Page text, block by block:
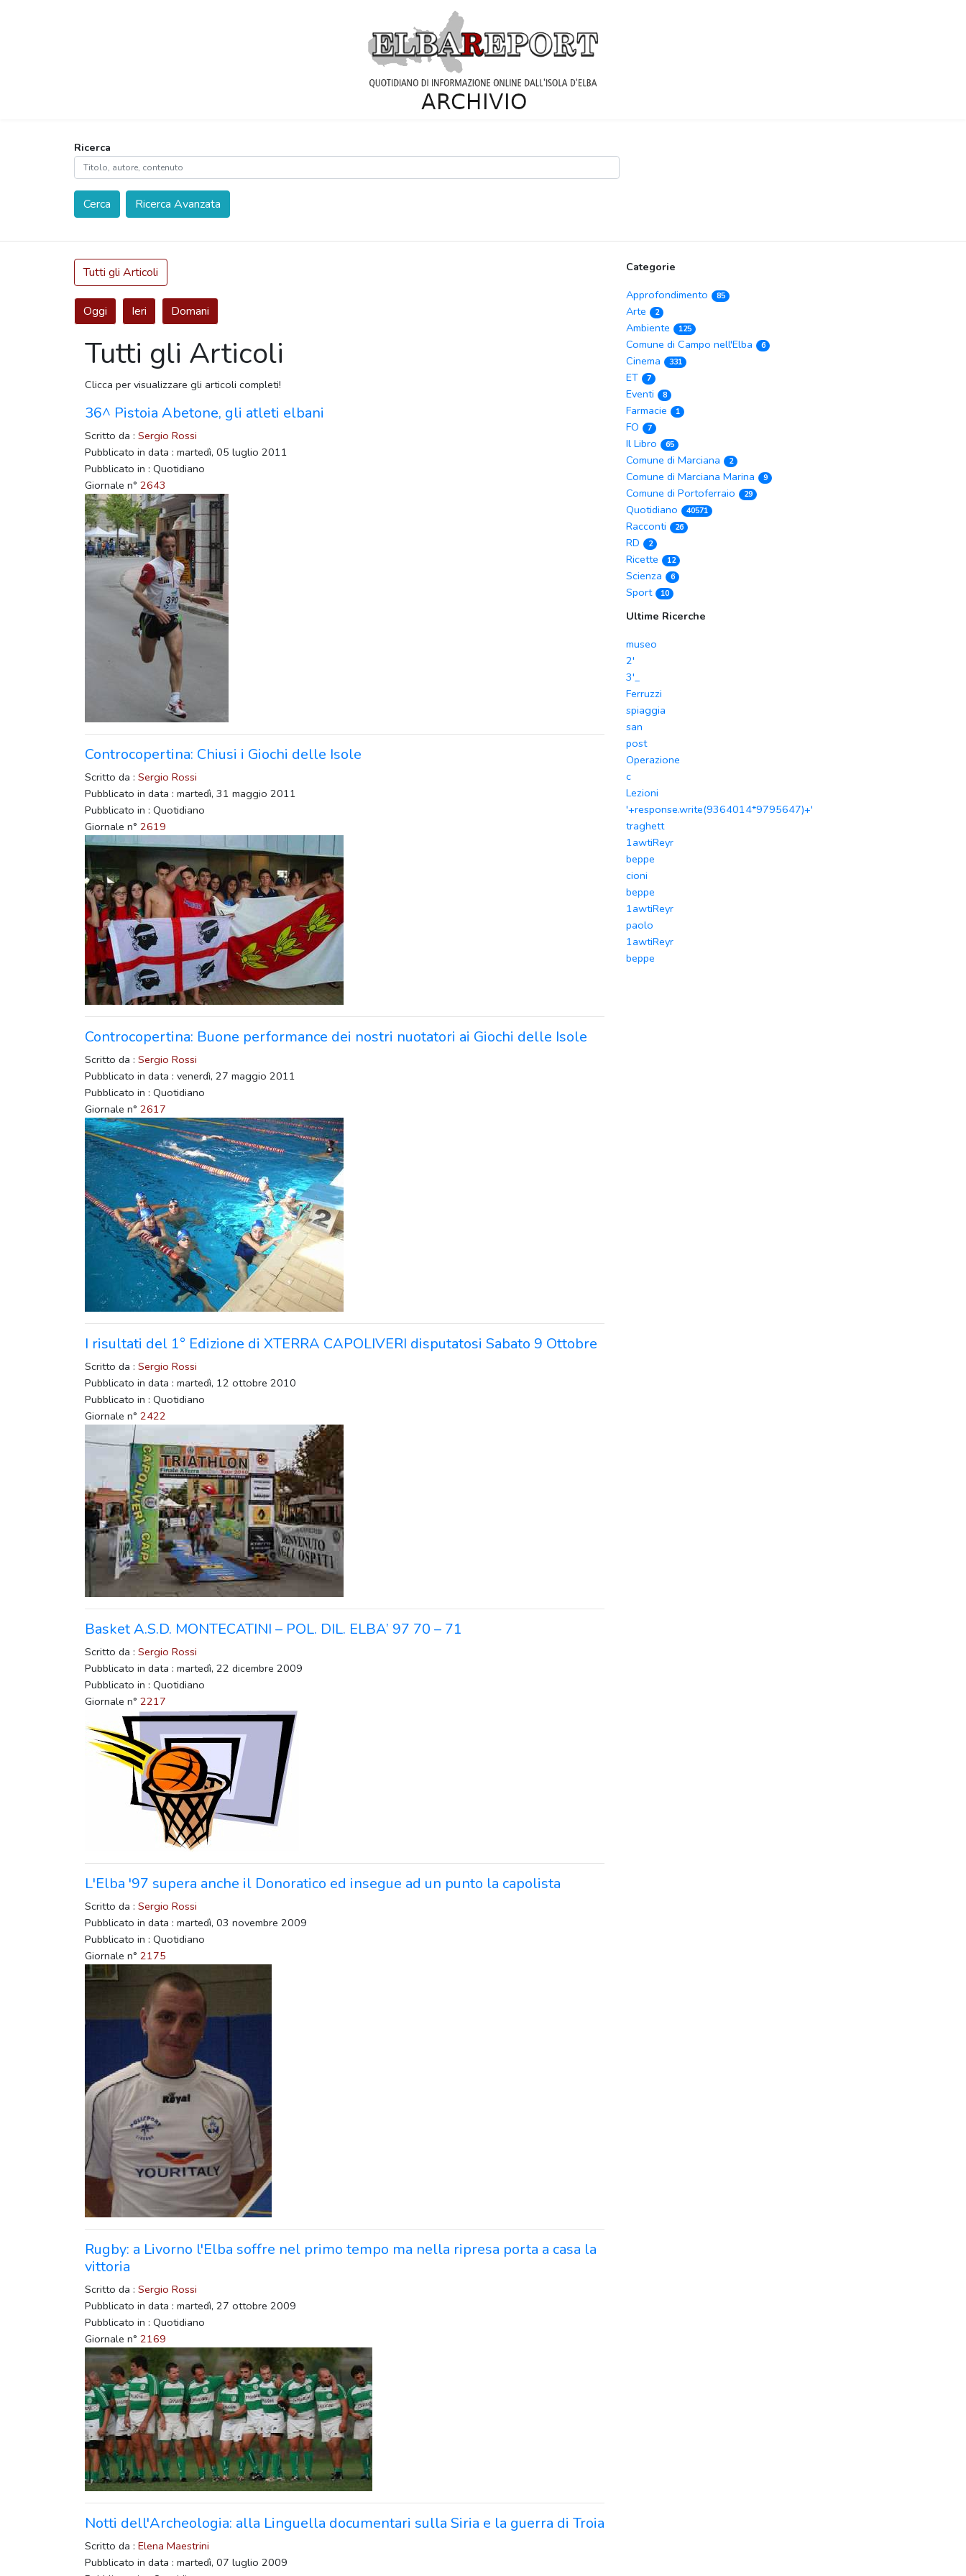
Ricerca
Cerca Ricerca Avanzata
Tutti gli Articoli
Oggi Ieri Domani
Tutti gli Articoli
Clicca per visualizzare gli articoli completi!
36^ Pistoia Abetone, gli atleti elbani
Scritto da : Sergio Rossi
Pubblicato in data : martedì, 05 luglio 2011
Pubblicato in : Quotidiano
Giornale n° 2643
Controcopertina: Chiusi i Giochi delle Isole
Scritto da : Sergio Rossi
Pubblicato in data : martedì, 31 maggio 2011
Pubblicato in : Quotidiano
Giornale n° 2619
Controcopertina: Buone performance dei nostri nuotatori ai Giochi delle Isole
Scritto da : Sergio Rossi
Pubblicato in data : venerdì, 27 maggio 2011
Pubblicato in : Quotidiano
Giornale n° 2617
I risultati del 1° Edizione di XTERRA CAPOLIVERI disputatosi Sabato 9 Ottobre
Scritto da : Sergio Rossi
Pubblicato in data : martedì, 12 ottobre 2010
Pubblicato in : Quotidiano
Giornale n° 2422
Basket A.S.D. MONTECATINI – POL. DIL. ELBA’ 97 70 – 71
Scritto da : Sergio Rossi
Pubblicato in data : martedì, 22 dicembre 2009
Pubblicato in : Quotidiano
Giornale n° 2217
L'Elba '97 supera anche il Donoratico ed insegue ad un punto la capolista
Scritto da : Sergio Rossi
Pubblicato in data : martedì, 03 novembre 2009
Pubblicato in : Quotidiano
Giornale n° 2175
Rugby: a Livorno l'Elba soffre nel primo tempo ma nella ripresa porta a casa la
vittoria
Scritto da : Sergio Rossi
Pubblicato in data : martedì, 27 ottobre 2009
Pubblicato in : Quotidiano
Giornale n° 2169
Notti dell'Archeologia: alla Linguella documentari sulla Siria e la guerra di Troia
Scritto da : Elena Maestrini
Pubblicato in data : martedì, 07 luglio 2009
Categorie
Approfondimento
85
Arte 2
Ambiente 125
Comune di Campo nell'Elba 6
Cinema 331
ET 7
Eventi 8
Farmacie 1
FO 7
Il Libro 65
Comune di Marciana 2
Comune di Marciana Marina 9
Comune di Portoferraio 29
Quotidiano 40571
Racconti 26
RD 2
Ricette 12
Scienza 6
Sport 10
Ultime Ricerche
museo
2'
3'_
Ferruzzi
spiaggia
san
post
Operazione
c
Lezioni
'+response.write(9364014*9795647)+'
traghett
1awtiReyr
beppe
cioni
beppe
1awtiReyr
paolo
1awtiReyr
beppe